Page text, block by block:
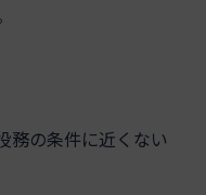
務の条件に近くない